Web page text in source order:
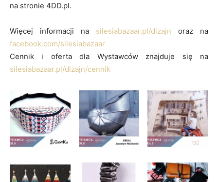
na stronie 4DD.pl.
Więcej informacji na silesiabazaar.pl/dizajn oraz na
facebook.com/silesiabazaar
Cennik i oferta dla Wystawców znajduje się na
silesiabazaar.pl/dizajn/cennik